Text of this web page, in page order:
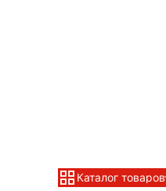
Каталог товаров